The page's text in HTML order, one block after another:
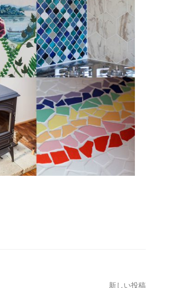
新しい投稿